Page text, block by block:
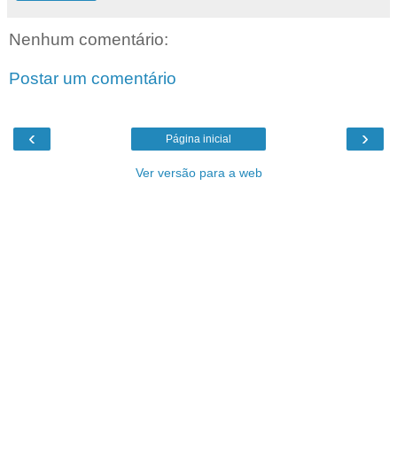
Nenhum comentário:
Postar um comentário
‹ ›
Página inicial
Ver versão para a web